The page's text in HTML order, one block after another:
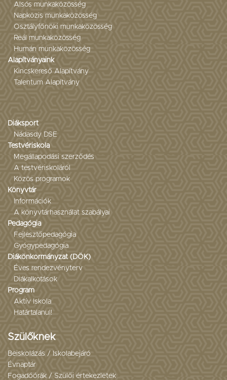
Alsós munkaközösség
Napközis munkaközösség
Osztályfőnöki munkaközösség
Reál munkaközösség
Humán munkaközösség
Alapítványaink
Kincskereső Alapítvány
Talentum Alapítvány
Diáksport
Nádasdy DSE
Testvériskola
Megállapodási szerződés
A testvériskoláról
Közös programok
Könyvtár
Információk
A könyvtárhasználat szabályai
Pedagógia
Fejlesztőpedagógia
Gyógypedagógia
Diákönkormányzat (DÖK)
Éves rendezvényterv
Diákalkotások
Program
Aktív Iskola
Határtalanul!
Szülőknek
Beiskolázás / Iskolabejáró
Évnaptár
Fogadóórák / Szülői értekezletek